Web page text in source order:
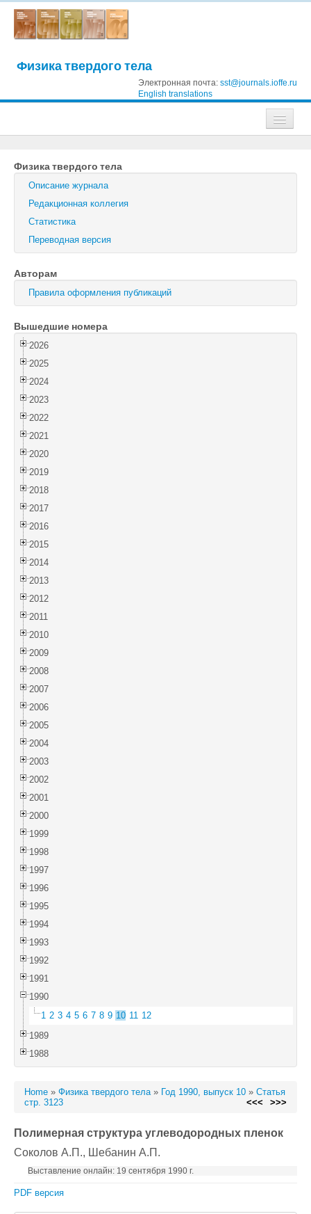
Физика твердого тела
Электронная почта: sst@journals.ioffe.ru
English translations
Журнал технической физики
Письма в Журнал технической физики
Физика твердого тела
Физика и техника полупроводников
Оптика и спектроскопия
Поиск
Войти
Физика твердого тела
Описание журнала
Редакционная коллегия
Статистика
Переводная версия
Авторам
Правила оформления публикаций
Вышедшие номера
2026
2025
2024
2023
2022
2021
2020
2019
2018
2017
2016
2015
2014
2013
2012
2011
2010
2009
2008
2007
2006
2005
2004
2003
2002
2001
2000
1999
1998
1997
1996
1995
1994
1993
1992
1991
1990
1 2 3 4 5 6 7 8 9 10 11 12
1989
1988
Home » Физика твердого тела» Год 1990, выпуск 10 » Статья
стр. 3123
<<< >>>
Полимерная структура углеводородных пленок
Соколов А.П., Шебанин А.П.
Выставление онлайн: 19 сентября 1990 г.
PDF версия